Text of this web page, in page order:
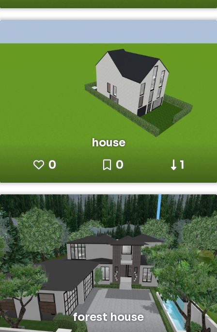
house
0
0 1
forest house